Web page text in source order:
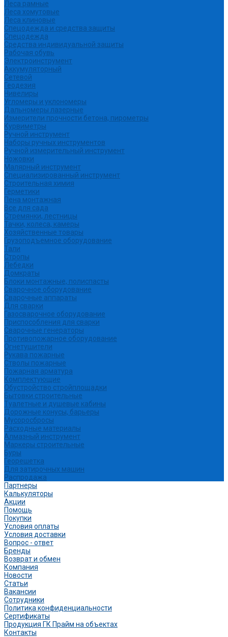
Леса рамные
Леса хомутовые
Леса клиновые
Спецодежда и средства защиты
Спецодежда
Средства индивидуальной защиты
Рабочая обувь
Электроинструмент
Аккумуляторный
Сетевой
Геодезия
Нивелиры
Угломеры и уклономеры
Дальномеры лазерные
Измерители прочности бетона, пирометры
Курвиметры
Ручной инструмент
Наборы ручных инструментов
Ручной измерительный инструмент
Ножовки
Малярный инструмент
Специализированный инструмент
Строительная химия
Герметики
Пена монтажная
Все для сада
Стремянки, лестницы
Тачки, колеса, камеры
Хозяйственные товары
Грузоподъемное оборудование
Тали
Стропы
Лебедки
Домкраты
Блоки монтажные, полиспасты
Сварочное оборудование
Сварочные аппараты
Для сварки
Газосварочное оборудование
Приспособления для сварки
Сварочные генераторы
Противопожарное оборудование
Огнетушители
Рукава пожарные
Стволы пожарные
Пожарная арматура
Комплектующие
Обустройство стройплощадки
Бытовки строительные
Туалетные и душевые кабины
Дорожные конусы, барьеры
Мусоросбросы
Расходные материалы
Алмазный инструмент
Маркеры строительные
Буры
Георешетка
Для затирочных машин
Распродажа
Партнеры
Калькуляторы
Акции
Помощь
Покупки
Условия оплаты
Условия доставки
Вопрос - ответ
Бренды
Возврат и обмен
Компания
Новости
Статьи
Вакансии
Сотрудники
Политика конфиденциальности
Сертификаты
Продукция ГК Прайм на объектах
Контакты